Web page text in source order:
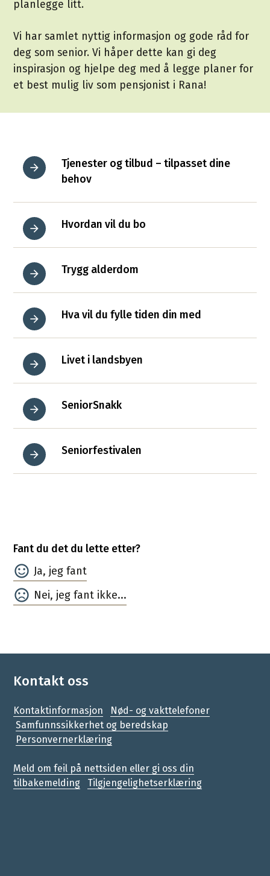
planlegge litt.
Vi har samlet nyttig informasjon og gode råd for
deg som senior. Vi håper dette kan gi deg
inspirasjon og hjelpe deg med å legge planer for
et best mulig liv som pensjonist i Rana!
Tjenester og tilbud – tilpasset dine
behov
Hvordan vil du bo
Trygg alderdom
Hva vil du fylle tiden din med
Livet i landsbyen
SeniorSnakk
Seniorfestivalen
Fant du det du lette etter?
Ja
Nei
Kontakt oss
Kontaktinformasjon
Nød- og vakttelefoner
Samfunnssikkerhet og beredskap
Personvernerklæring
Meld om feil på nettsiden eller gi oss din
tilbakemelding
Tilgjengelighetserklæring